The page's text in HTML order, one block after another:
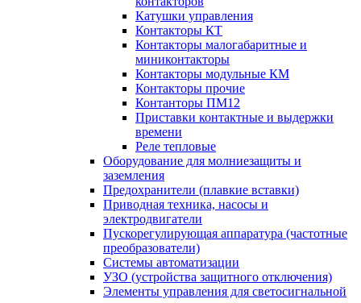
Катушки управления
Контакторы КТ
Контакторы малогабаритные и
миниконтакторы
Контакторы модульные КМ
Контакторы прочие
Контанторы ПМ12
Приставки контактные и выдержки
времени
Реле тепловые
Оборудование для молниезащиты и
заземления
Предохранители (плавкие вставки)
Приводная техника, насосы и
электродвигатели
Пускорегулирующая аппаратура (частотные
преобразователи)
Системы автоматизации
УЗО (устройства защитного отключения)
Элементы управления для светосигнальной